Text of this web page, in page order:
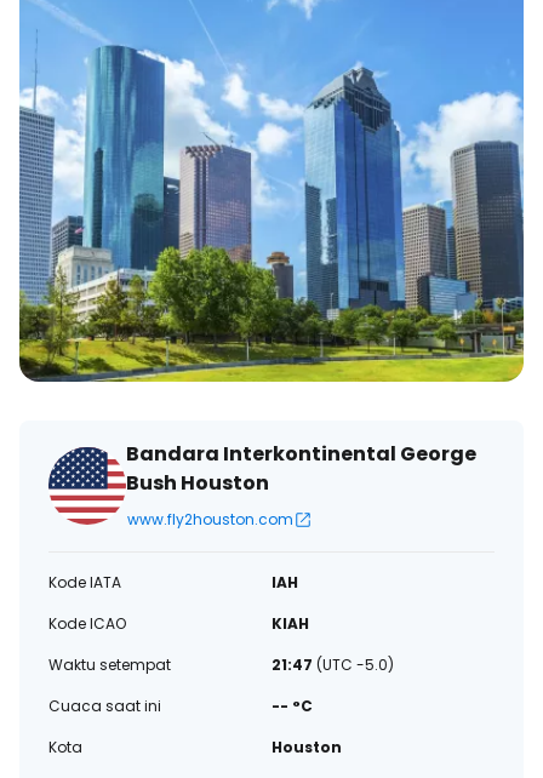
Bandara Interkontinental George
Bush Houston
www.fly2houston.com
Kode IATA
IAH
Kode ICAO
KIAH
Waktu setempat
21:47 (UTC -5.0)
Cuaca saat ini
-- °C
Kota
Houston